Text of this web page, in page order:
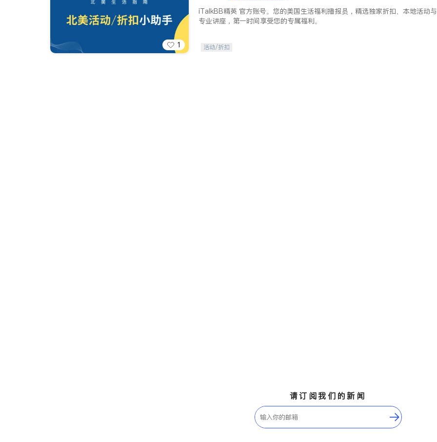
1
iTalkBB精英 官方账号。您的美国生活福利播报员，精选独家折扣、本地活动与
专业讲座，第一时间享受您的专属福利。
活动/折扣
请订阅我们的新闻